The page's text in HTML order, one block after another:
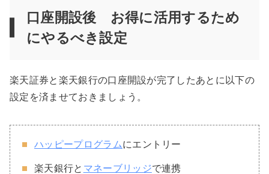
口座開設後 お得に活用するため
にやるべき設定
楽天証券と楽天銀行の口座開設が完了したあとに以下の
設定を済ませておきましょう。
ハッピープログラムにエントリー
楽天銀行と マネーブリッジで連携